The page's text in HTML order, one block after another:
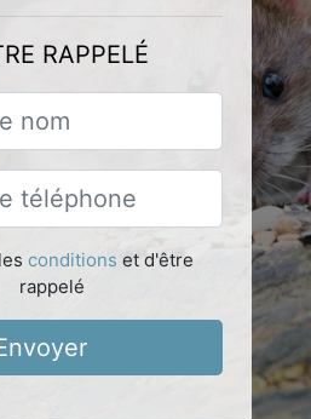
RAPPELÉ
conditions et d'être
rappelé